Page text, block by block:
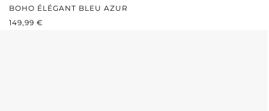
BOHO ÉLÉGANT BLEU AZUR
PRIX RÉGULIER :
149,99 €